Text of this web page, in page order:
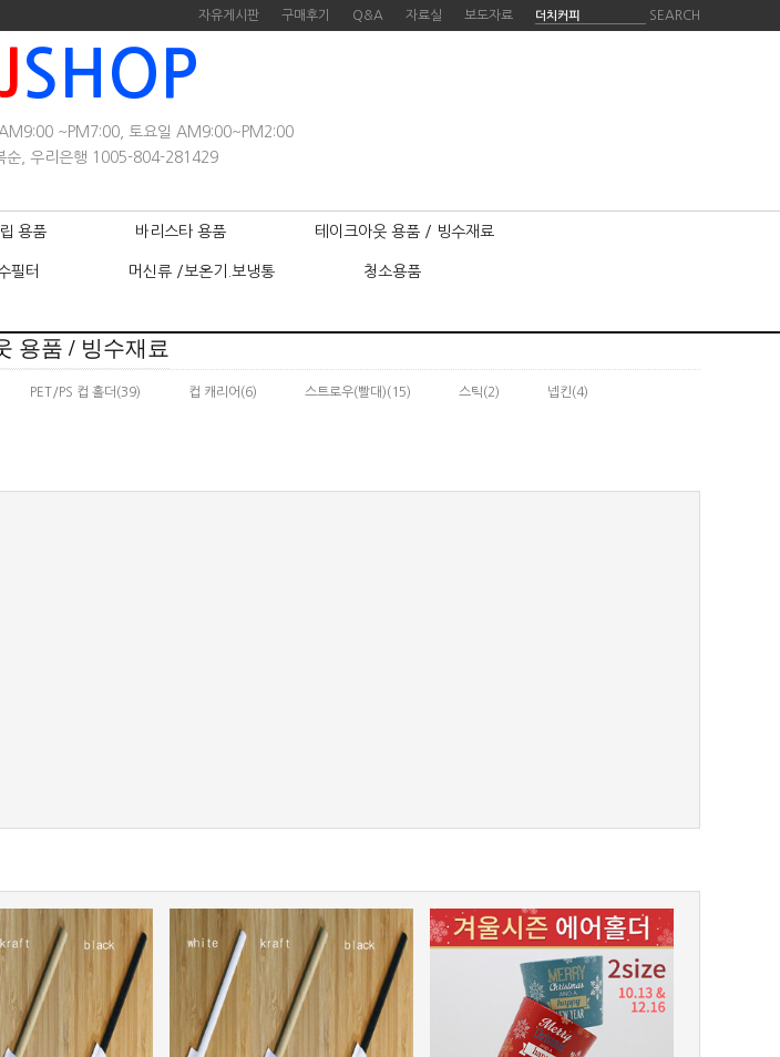
자유게시판 구매후기 Q&A 자료실 보도자료 SEARCH
SHOP
~PM7:00, 토요일 AM9:00~PM2:00
순, 우리은행 1005-804-281429
용품 바리스타 용품 테이크아웃 용품 / 빙수재료
필터 머신류 /보온기.보냉통 청소용품
용품 / 빙수재료
PET/PS 컵 홀더 (39) 컵 캐리어 (6) 스트로우(빨대)(15) 스틱(2) 넵킨(4)